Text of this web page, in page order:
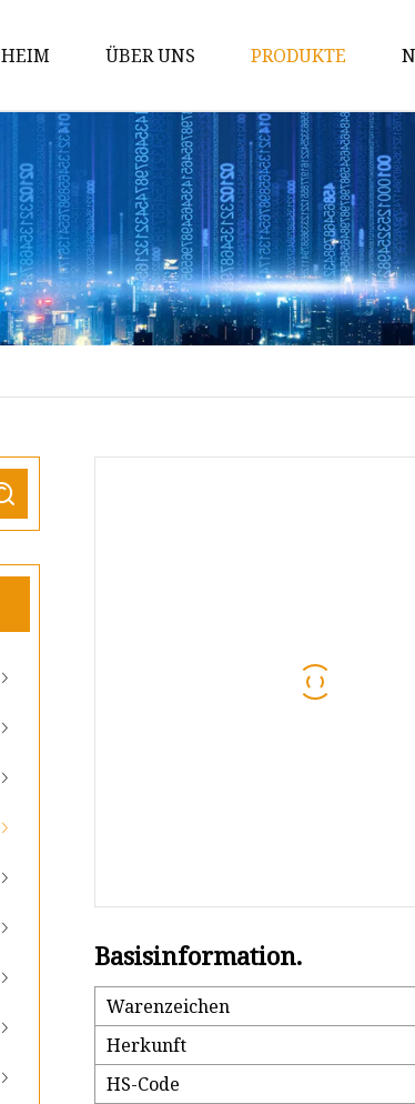
HEIM ÜBER UNS PRODUKTE
Hartmetallstab
Hartmetall-
Hartmetall-
Tipps für den
Hartmetall-
Basisinformation.
Warenzeichen
Herkunft
HS-Code